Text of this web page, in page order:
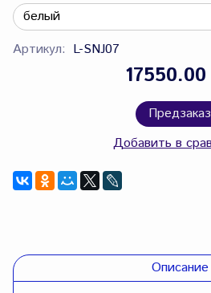
Артикул: L-SNJ07
Предзаказ
Добавить в
Описание